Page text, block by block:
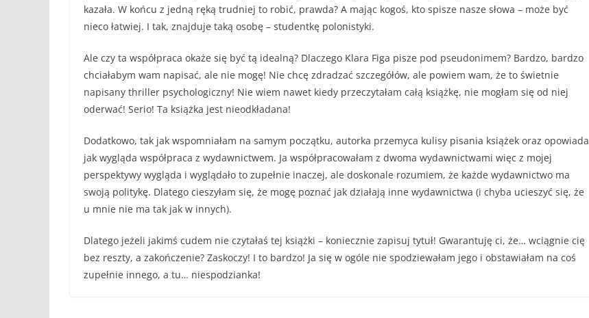
kazała. W końcu z jedną ręką trudniej to robić, prawda? A mając kogoś, kto spisze nasze słowa – może być
nieco łatwiej. I tak, znajduje taką osobę – studentkę polonistyki.
Ale czy ta współpraca okaże się być tą idealną? Dlaczego Klara Figa pisze pod pseudonimem? Bardzo, bardzo
chciałabym wam napisać, ale nie mogę! Nie chcę zdradzać szczegółów, ale powiem wam, że to świetnie
napisany thriller psychologiczny! Nie wiem nawet kiedy przeczytałam całą książkę, nie mogłam się od niej
oderwać! Serio! Ta książka jest nieodkładana!
Dodatkowo, tak jak wspomniałam na samym początku, autorka przemyca kulisy pisania książek oraz opowiada
jak wygląda współpraca z wydawnictwem. Ja współpracowałam z dwoma wydawnictwami więc z mojej
perspektywy wygląda i wyglądało to zupełnie inaczej, ale doskonale rozumiem, że każde wydawnictwo ma
swoją politykę. Dlatego cieszyłam się, że mogę poznać jak działają inne wydawnictwa (i chyba ucieszyć się, że
u mnie nie ma tak jak w innych).
Dlatego jeżeli jakimś cudem nie czytałaś tej książki – koniecznie zapisuj tytuł! Gwarantuję ci, że… wciągnie cię
bez reszty, a zakończenie? Zaskoczy! I to bardzo! Ja się w ogóle nie spodziewałam jego i obstawiałam na coś
zupełnie innego, a tu… niespodzianka!